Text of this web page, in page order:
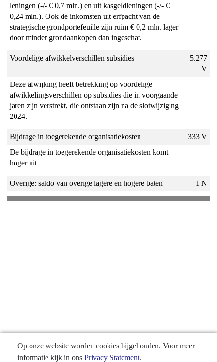
leningen (-/- € 0,7 mln.) en uit kasgeldleningen (-/- €
0,24 mln.). Ook de inkomsten uit erfpacht van de
strategische grondportefeuille zijn ruim € 0,2 mln. lager
door minder grondaankopen dan ingeschat.
Voordelige afwikkelverschillen subsidies
5.277
V
Deze afwijking heeft betrekking op voordelige
afwikkelingsverschillen op subsidies die in voorgaande
jaren zijn verstrekt, die ontstaan zijn na de slotwijziging
2024.
Bijdrage in toegerekende organisatiekosten
333 V
De bijdrage in toegerekende organisatiekosten komt
hoger uit.
Overige: saldo van overige lagere en hogere baten 1 N
Op onze website worden cookies bijgehouden. Voor meer
informatie kijk in ons Privacy Statement.